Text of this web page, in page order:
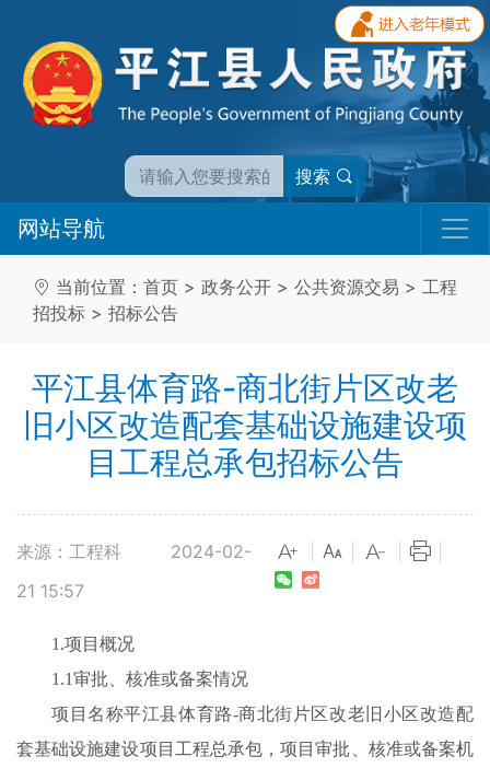
搜索
网站导航
当前位置： 首页 > 政务公开 > 公共资源交易 > 工程
招投标 > 招标公告
平江县体育路-商北街片区改老
旧小区改造配套基础设施建设项
目工程总承包招标公告
来源：工程科
2024-02-
21 15:57
1.项目概况
1.1审批、核准或备案情况
项目名称平江县体育路-商北街片区改老旧小区改造配
套基础设施建设项目工程总承包，项目审批、核准或备案机